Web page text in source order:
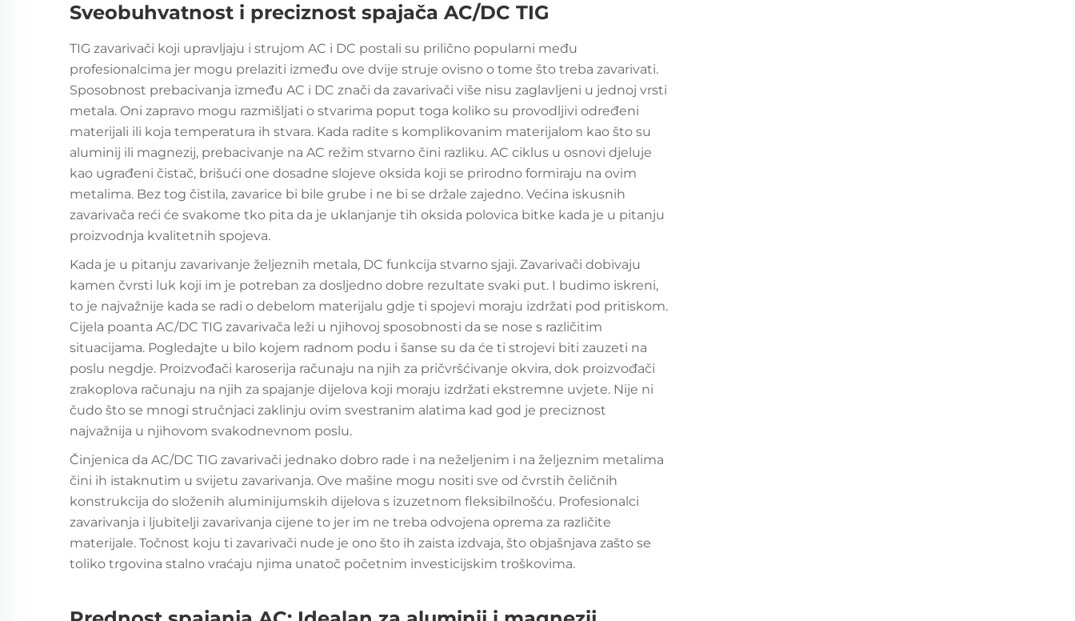
Sveobuhvatnost i preciznost spajača AC/DC TIG
TIG zavarivači koji upravljaju i strujom AC i DC postali su prilično popularni među
profesionalcima jer mogu prelaziti između ove dvije struje ovisno o tome što treba zavarivati.
Sposobnost prebacivanja između AC i DC znači da zavarivači više nisu zaglavljeni u jednoj vrsti
metala. Oni zapravo mogu razmišljati o stvarima poput toga koliko su provodljivi određeni
materijali ili koja temperatura ih stvara. Kada radite s komplikovanim materijalom kao što su
aluminij ili magnezij, prebacivanje na AC režim stvarno čini razliku. AC ciklus u osnovi djeluje
kao ugrađeni čistač, brišući one dosadne slojeve oksida koji se prirodno formiraju na ovim
metalima. Bez tog čistila, zavarice bi bile grube i ne bi se držale zajedno. Većina iskusnih
zavarivača reći će svakome tko pita da je uklanjanje tih oksida polovica bitke kada je u pitanju
proizvodnja kvalitetnih spojeva.
Kada je u pitanju zavarivanje željeznih metala, DC funkcija stvarno sjaji. Zavarivači dobivaju
kamen čvrsti luk koji im je potreban za dosljedno dobre rezultate svaki put. I budimo iskreni,
to je najvažnije kada se radi o debelom materijalu gdje ti spojevi moraju izdržati pod pritiskom.
Cijela poanta AC/DC TIG zavarivača leži u njihovoj sposobnosti da se nose s različitim
situacijama. Pogledajte u bilo kojem radnom podu i šanse su da će ti strojevi biti zauzeti na
poslu negdje. Proizvođači karoserija računaju na njih za pričvršćivanje okvira, dok proizvođači
zrakoplova računaju na njih za spajanje dijelova koji moraju izdržati ekstremne uvjete. Nije ni
čudo što se mnogi stručnjaci zaklinju ovim svestranim alatima kad god je preciznost
najvažnija u njihovom svakodnevnom poslu.
Činjenica da AC/DC TIG zavarivači jednako dobro rade i na neželjenim i na željeznim metalima
čini ih istaknutim u svijetu zavarivanja. Ove mašine mogu nositi sve od čvrstih čeličnih
konstrukcija do složenih aluminijumskih dijelova s izuzetnom fleksibilnošću. Profesionalci
zavarivanja i ljubitelji zavarivanja cijene to jer im ne treba odvojena oprema za različite
materijale. Točnost koju ti zavarivači nude je ono što ih zaista izdvaja, što objašnjava zašto se
toliko trgovina stalno vraćaju njima unatoč početnim investicijskim troškovima.